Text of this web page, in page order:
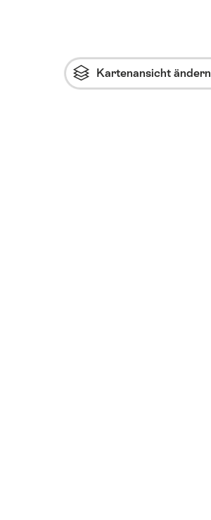
Kartenansicht ändern